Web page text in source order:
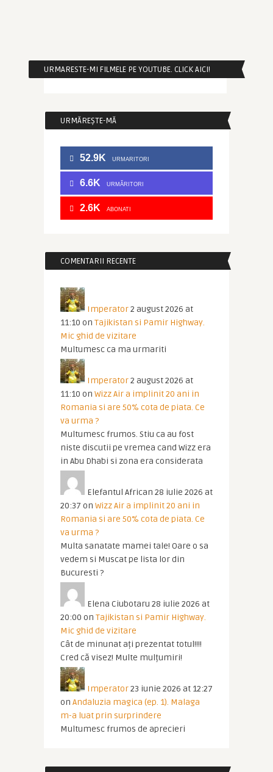
URMARESTE-MI FILMELE PE YOUTUBE. CLICK AICI!
URMĂREȘTE-MĂ
52.9K URMARITORI
6.6K URMĂRITORI
2.6K ABONATI
COMENTARII RECENTE
Imperator2 august 2026 at
11:10 on Tajikistan si Pamir Highway.
Mic ghid de vizitare
Multumesc ca ma urmariti
Imperator2 august 2026 at
11:10 on Wizz Air a implinit 20 ani in
Romania si are 50% cota de piata. Ce
va urma ?
Multumesc frumos. Stiu ca au fost
niste discutii pe vremea cand Wizz era
in Abu Dhabi si zona era considerata
Elefantul African 28 iulie 2026 at
20:37 on Wizz Air a implinit 20 ani in
Romania si are 50% cota de piata. Ce
va urma ?
Multa sanatate mamei tale! Oare o sa
vedem si Muscat pe lista lor din
Bucuresti ?
Elena Ciubotaru 28 iulie 2026 at
20:00 on Tajikistan si Pamir Highway.
Mic ghid de vizitare
Cât de minunat ați prezentat totul!!!!
Cred că visez! Multe mulțumiri!
Imperator23 iunie 2026 at 12:27
on Andaluzia magica (ep. 1). Malaga
m-a luat prin surprindere
Multumesc frumos de aprecieri